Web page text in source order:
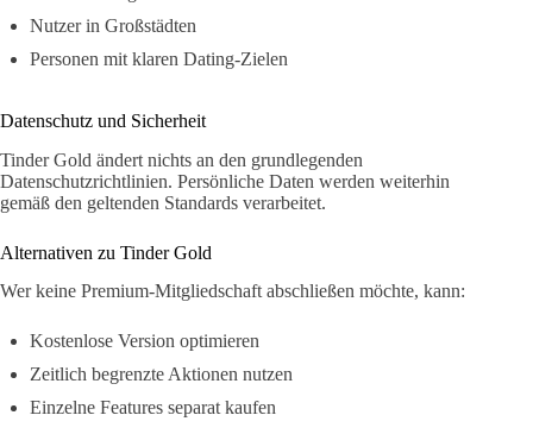
Nutzer in Großstädten
Personen mit klaren Dating-Zielen
Datenschutz und Sicherheit
Tinder Gold ändert nichts an den grundlegenden
Datenschutzrichtlinien. Persönliche Daten werden weiterhin
gemäß den geltenden Standards verarbeitet.
Alternativen zu Tinder Gold
Wer keine Premium-Mitgliedschaft abschließen möchte, kann:
Kostenlose Version optimieren
Zeitlich begrenzte Aktionen nutzen
Einzelne Features separat kaufen